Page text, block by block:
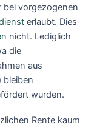
vorgezogenen
erlaubt. Dies
nicht. Lediglich
die
aus
bleiben
wurden.
Rente kaum